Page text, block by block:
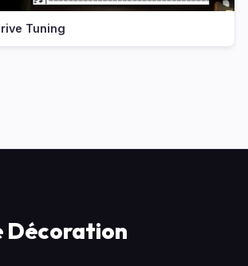
Tuning
Décoration